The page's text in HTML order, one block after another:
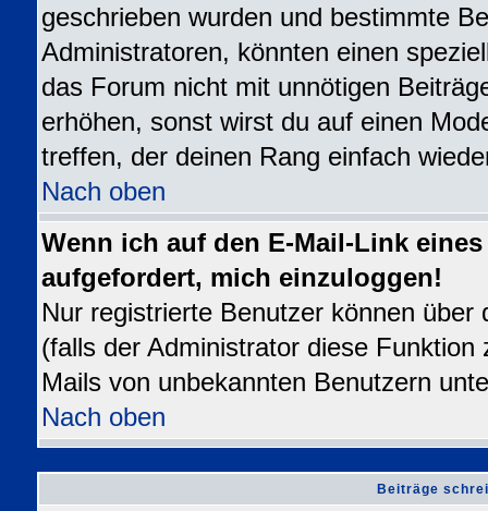
geschrieben wurden und bestimmte
Administratoren, könnten einen
das Forum nicht mit unnötigen
erhöhen, sonst wirst du auf einen
treffen, der deinen Rang einfach
Nach oben
Wenn ich auf den E-Mail-Link
aufgefordert, mich einzuloggen!
Nur registrierte Benutzer können
(falls der Administrator diese
Mails von unbekannten Benutzern
Nach oben
Beiträge